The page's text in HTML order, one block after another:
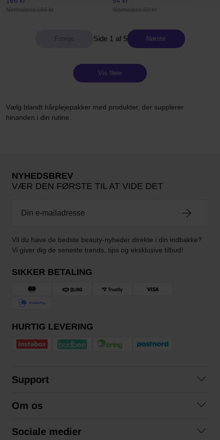
Normalpris 184 kr Normalpris 60 kr
Side 1 af 5 Næste
Vis flere
Vælg blandt hårplejepakker med produkter, der supplerer
hinanden i din rutine.
NYHEDSBREV
VÆR DEN FØRSTE TIL AT VIDE DET
Vil du have de bedste beauty-nyheder direkte i din indbakke?
Vi giver dig de seneste trends, tips og eksklusive tilbud!
SIKKER BETALING
HURTIG LEVERING
Support
Betingelser
Om os
Sociale medier